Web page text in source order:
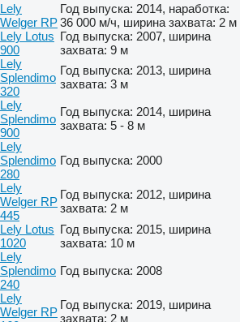
Lely
Welger RP
Год выпуска: 2014, наработка:
36 000 м/ч, ширина захвата: 2 м
Lely Lotus
900
Год выпуска: 2007, ширина
захвата: 9 м
Lely
Splendimo
320
Год выпуска: 2013, ширина
захвата: 3 м
Lely
Splendimo
900
Год выпуска: 2014, ширина
захвата: 5 - 8 м
Lely
Splendimo
280
Год выпуска: 2000
Lely
Welger RP
445
Год выпуска: 2012, ширина
захвата: 2 м
Lely Lotus
1020
Год выпуска: 2015, ширина
захвата: 10 м
Lely
Splendimo
240
Год выпуска: 2008
Lely
Welger RP
Год выпуска: 2019, ширина
захвата: 2 м